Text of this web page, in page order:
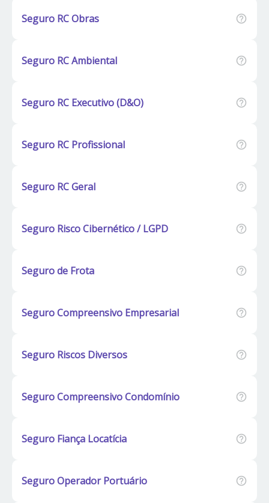
Seguro RC Obras
Seguro RC Ambiental
Seguro RC Executivo (D&O)
Seguro RC Profissional
Seguro RC Geral
Seguro Risco Cibernético / LGPD
Seguro de Frota
Seguro Compreensivo Empresarial
Seguro Riscos Diversos
Seguro Compreensivo Condomínio
Seguro Fiança Locatícia
Seguro Operador Portuário